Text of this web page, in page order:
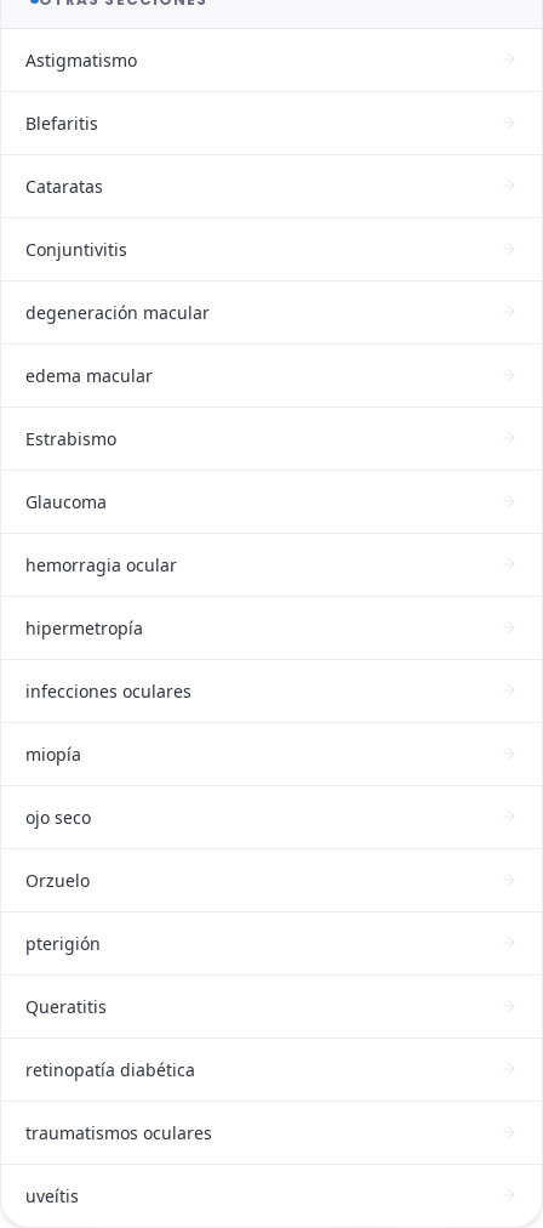
Astigmatismo
Blefaritis
Cataratas
Conjuntivitis
degeneración macular
edema macular
Estrabismo
Glaucoma
hemorragia ocular
hipermetropía
infecciones oculares
miopía
ojo seco
Orzuelo
pterigión
Queratitis
retinopatía diabética
traumatismos oculares
uveítis